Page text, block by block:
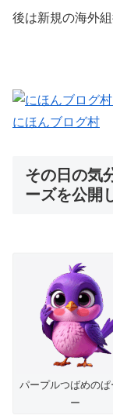
後は新規の海外
にほんブログ村
その日の気
ーズを公開
パープルつばめのぱ
ー